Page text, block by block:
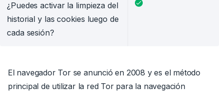
¿Puedes activar la limpieza del
historial y las cookies luego de
cada sesión?
El navegador Tor se anunció en 2008 y es el método
principal de utilizar la red Tor para la navegación